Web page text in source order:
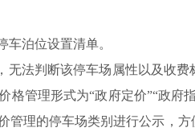
车泊位设置清单。
法判断该停车场属性以及收
格管理形式为“政府定价”“政府
管理的停车场类别进行公示，